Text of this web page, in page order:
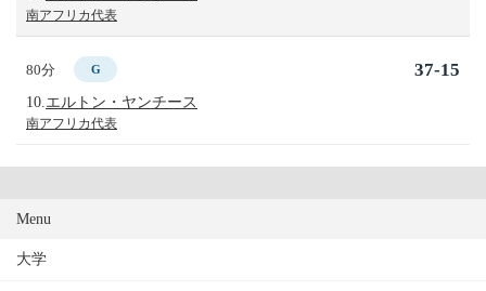
南アフリカ代表
80分 G
10. エルトン・ヤンチース
南アフリカ代表
37-15
Menu
大学